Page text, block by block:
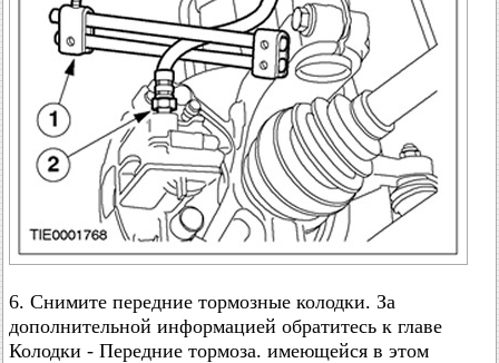
6. Снимите передние тормозные колодки. За
дополнительной информацией обратитесь к главе
Колодки - Передние тормоза. имеющейся в этом